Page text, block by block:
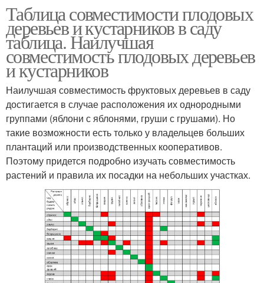
Таблица совместимости плодовых
деревьев и кустарников в саду
таблица. Наилучшая
совместимость плодовых деревьев
и кустарников
Наилучшая совместимость фруктовых деревьев в саду
достигается в случае расположения их однородными
группами (яблони с яблонями, груши с грушами). Но
такие возможности есть только у владельцев больших
плантаций или производственных кооперативов.
Поэтому придется подробно изучать совместимость
растений и правила их посадки на небольших участках.